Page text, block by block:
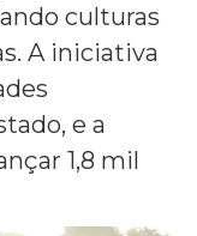
culturas
A iniciativa
e a
1,8 mil